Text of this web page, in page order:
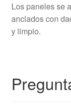
Los paneles se
anclados con
y limpio.